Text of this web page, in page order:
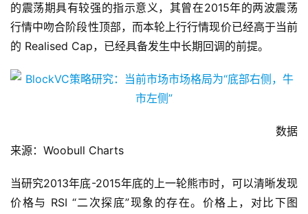
的震荡期具有较强的指示意义，其曾在2015年的两波震荡
行情中吻合阶段性顶部，而本轮上行行情现价已经高于当前
的 Realised Cap，已经具备发生中长期回调的前提。
数据
来源：Woobull Charts
当研究2013年底-2015年底的上一轮熊市时，可以清晰发现
价格与 RSI “二次探底”现象的存在。价格上，对比下图